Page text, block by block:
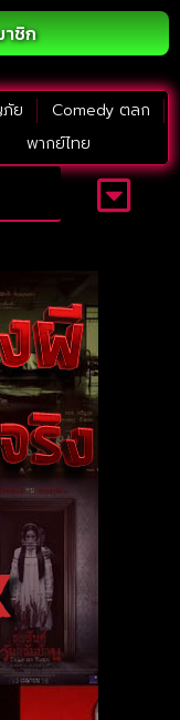
ชิก
ย
Comedy ตลก
พากย์ไทย